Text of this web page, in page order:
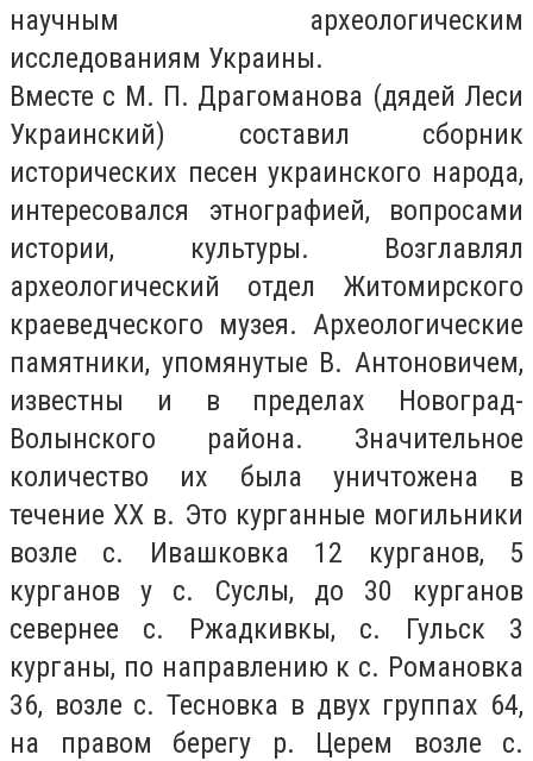
научным археологическим
исследованиям Украины.
Вместе с М. П. Драгоманова (дядей Леси
Украинский) составил сборник
исторических песен украинского народа,
интересовался этнографией, вопросами
истории, культуры. Возглавлял
археологический отдел Житомирского
краеведческого музея. Археологические
памятники, упомянутые В. Антоновичем,
известны и в пределах Новоград-
Волынского района. Значительное
количество их была уничтожена в
течение ХХ в. Это курганные могильники
возле с. Ивашковка 12 курганов, 5
курганов у с. Суслы, до 30 курганов
севернее с. Ржадкивкы, с. Гульск 3
курганы, по направлению к с. Романовка
36, возле с. Тесновка в двух группах 64,
на правом берегу р. Церем возле с.